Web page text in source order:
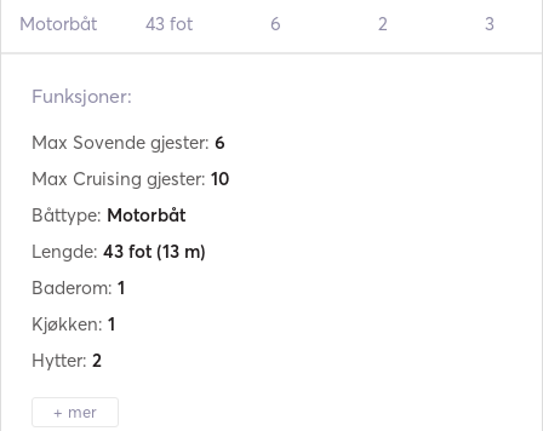
Motorbåt 43 fot 6 2 3
Funksjoner:
Max Sovende gjester: 6
Max Cruising gjester: 10
Båttype: Motorbåt
Lengde: 43 fot (13 m)
Baderom: 1
Kjøkken: 1
Hytter: 2
+ mer